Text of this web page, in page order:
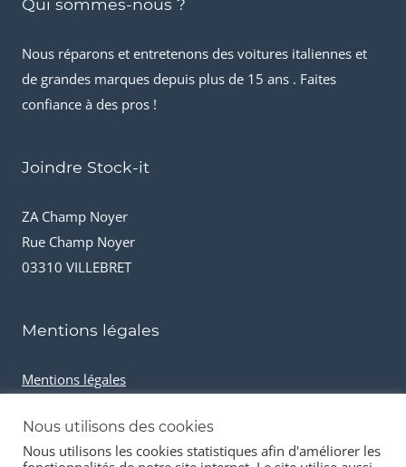
Qui sommes-nous ?
Nous réparons et entretenons des voitures italiennes et
de grandes marques depuis plus de 15 ans . Faites
confiance à des pros !
Joindre Stock-it
ZA Champ Noyer
Rue Champ Noyer
03310 VILLEBRET
Mentions légales
Mentions légales
Cookies et données personnelles
Nous utilisons des cookies
Nous utilisons les cookies statistiques afin d'améliorer les